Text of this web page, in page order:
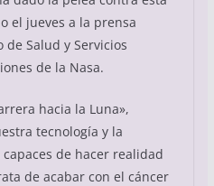
el jueves a la prensa
de Salud y Servicios
de la Nasa.
hacia la Luna»,
tecnología y la
de hacer realidad
de acabar con el cáncer